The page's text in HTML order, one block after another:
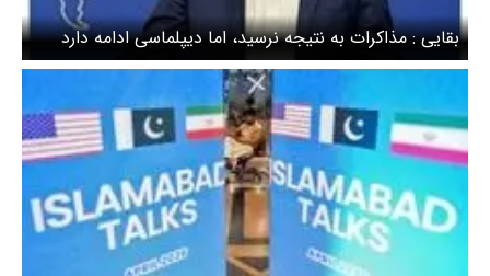
بقایی : مذاکرات به نتیجه نرسید، اما دیپلماسی ادامه دارد